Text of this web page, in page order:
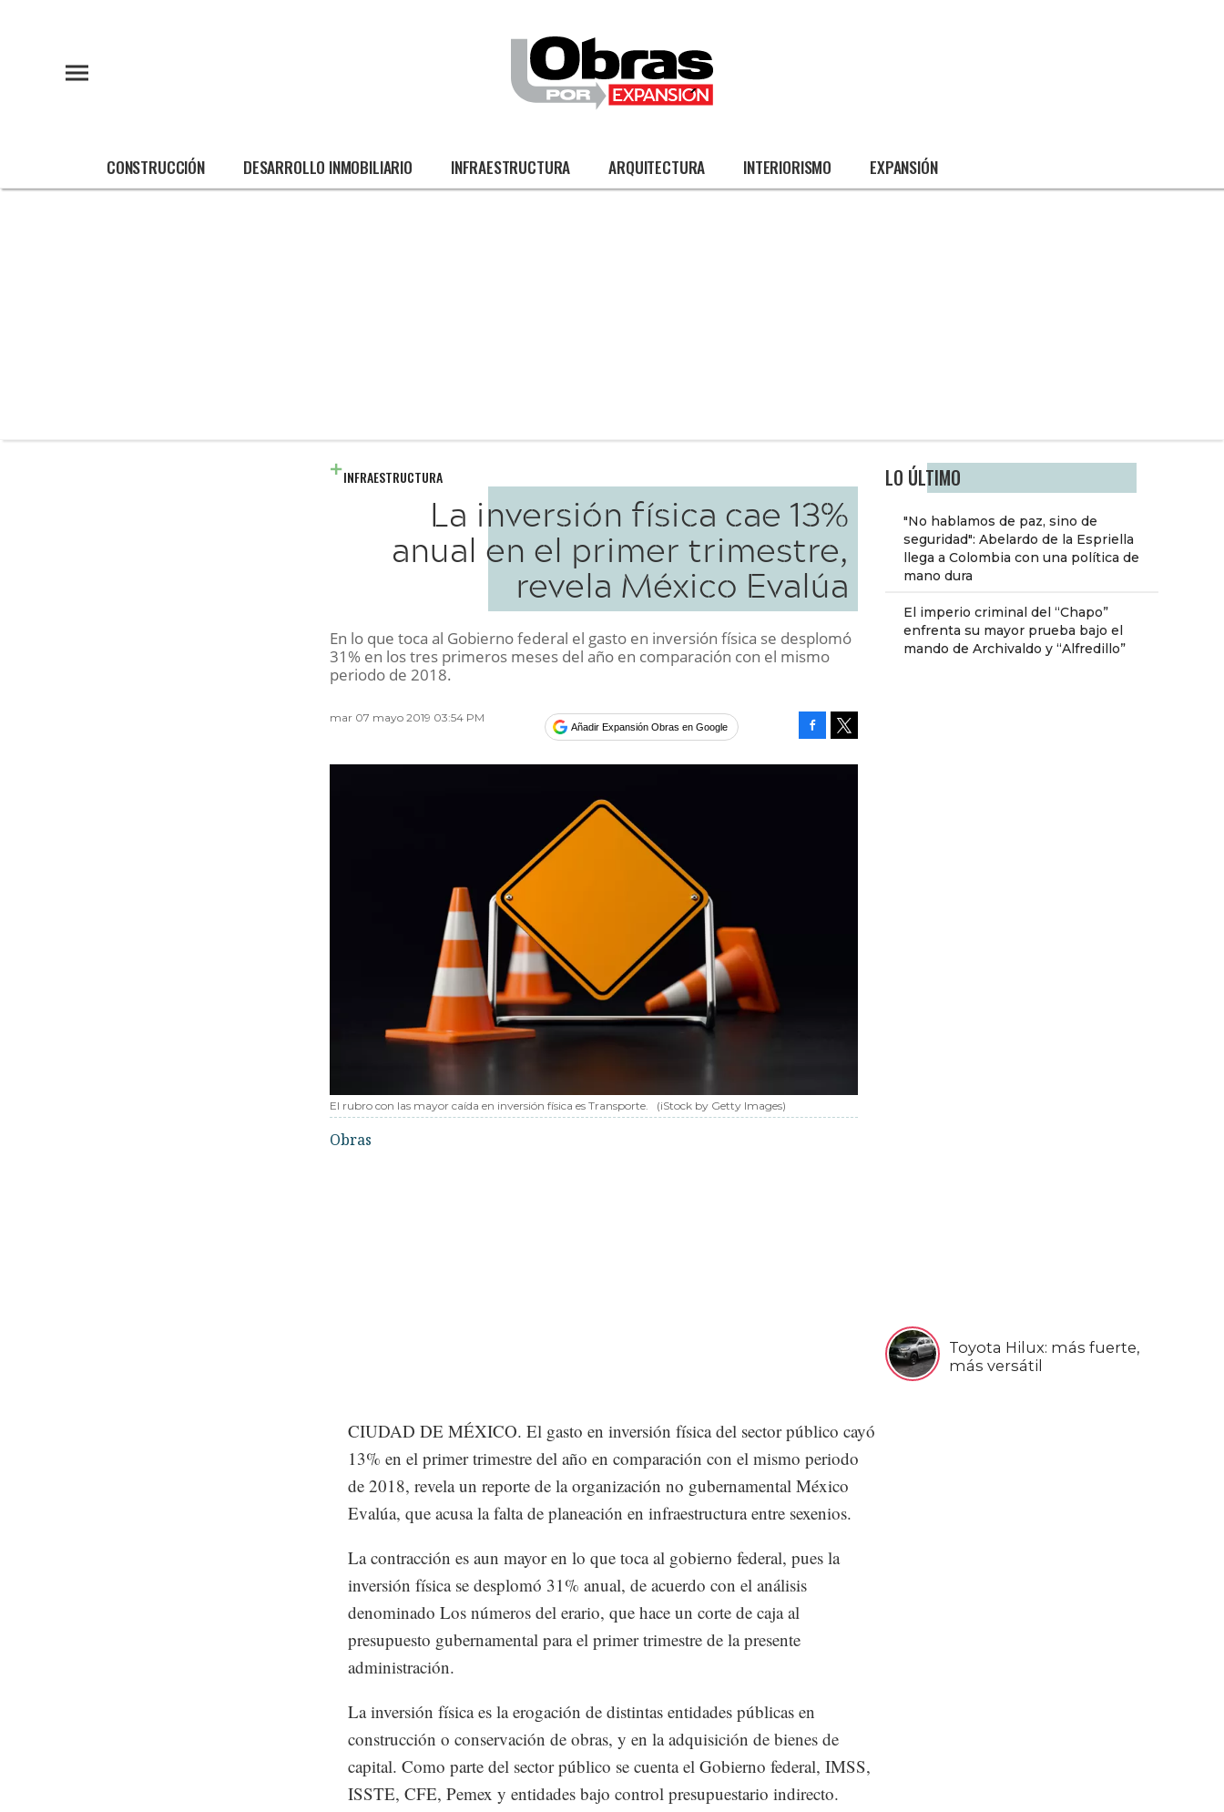
CONSTRUCCIÓN DESARROLLO INMOBILIARIO INFRAESTRUCTURA ARQUITECTURA INTERIORISMO EXPANSIÓN
LO ÚLTIMO
"No hablamos de paz, sino de
seguridad": Abelardo de la Espriella
llega a Colombia con una política de
mano dura
El imperio criminal del “Chapo”
enfrenta su mayor prueba bajo el
mando de Archivaldo y “Alfredillo”
Toyota Hilux: más fuerte,
más versátil
INFRAESTRUCTURA
La inversión física cae 13%
anual en el primer trimestre,
revela México Evalúa
En lo que toca al Gobierno federal el gasto en inversión física se desplomó
31% en los tres primeros meses del año en comparación con el mismo
periodo de 2018.
mar 07 mayo 2019 03:54 PM
Añadir Expansión Obras en Google
El rubro con las mayor caída en inversión física es Transporte. (iStock by Getty Images)
Obras
CIUDAD DE MÉXICO. El gasto en inversión física del sector público cayó
13% en el primer trimestre del año en comparación con el mismo periodo
de 2018, revela un reporte de la organización no gubernamental México
Evalúa, que acusa la falta de planeación en infraestructura entre sexenios.
La contracción es aun mayor en lo que toca al gobierno federal, pues la
inversión física se desplomó 31% anual, de acuerdo con el análisis
denominado Los números del erario, que hace un corte de caja al
presupuesto gubernamental para el primer trimestre de la presente
administración.
La inversión física es la erogación de distintas entidades públicas en
construcción o conservación de obras, y en la adquisición de bienes de
capital. Como parte del sector público se cuenta el Gobierno federal, IMSS,
ISSTE, CFE, Pemex y entidades bajo control presupuestario indirecto.